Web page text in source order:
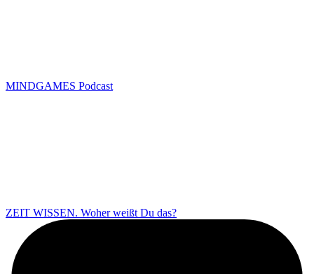
MINDGAMES Podcast
ZEIT WISSEN. Woher weißt Du das?